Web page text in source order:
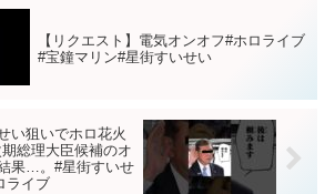
【リクエスト】電気オンオフ#ホロライブ
#宝鐘マリン#星街すいせい
い狙いでホロ花火
総理大臣候補のオ
果…。#星街すいせ
ライブ